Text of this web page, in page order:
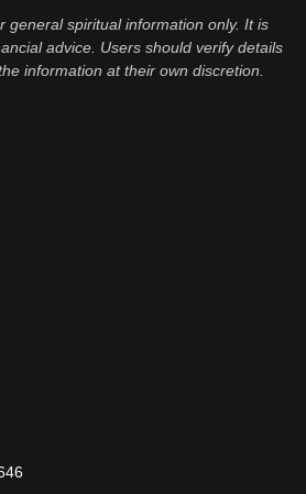
general spiritual information only. It is
advice. Users should verify details
information at their own discretion.